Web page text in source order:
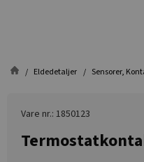
Eldedetaljer Sensorer,
Vare nr.: 1850123